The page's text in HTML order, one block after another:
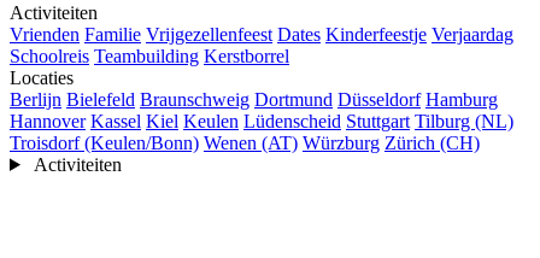
Activiteiten
Vrienden Familie Vrijgezellenfeest Dates Kinderfeestje Verjaardag
Schoolreis Teambuilding Kerstborrel
Locaties
Berlijn Bielefeld Braunschweig Dortmund Düsseldorf Hamburg
Hannover Kassel Kiel Keulen Lüdenscheid Stuttgart Tilburg (NL)
Troisdorf (Keulen/Bonn) Wenen (AT) Würzburg Zürich (CH)
Activiteiten